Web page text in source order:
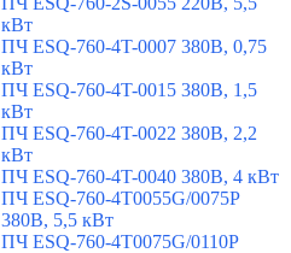
кВт
ПЧ ESQ-760-4T-0007 380В, 0,75
кВт
ПЧ ESQ-760-4T-0015 380В, 1,5
кВт
ПЧ ESQ-760-4T-0022 380В, 2,2
кВт
ПЧ ESQ-760-4T-0040 380В, 4 кВт
ПЧ ESQ-760-4T0055G/0075P
380В, 5,5 кВт
ПЧ ESQ-760-4T0075G/0110P